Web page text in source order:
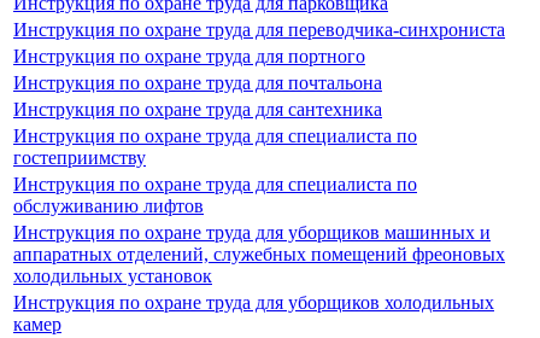
Инструкция по охране труда для переводчика-синхрониста
Инструкция по охране труда для портного
Инструкция по охране труда для почтальона
Инструкция по охране труда для сантехника
Инструкция по охране труда для специалиста по
гостеприимству
Инструкция по охране труда для специалиста по
обслуживанию лифтов
Инструкция по охране труда для уборщиков машинных и
аппаратных отделений, служебных помещений фреоновых
холодильных установок
Инструкция по охране труда для уборщиков холодильных
камер